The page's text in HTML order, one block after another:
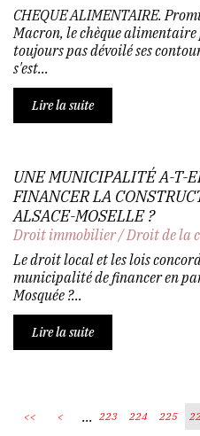
CHEQUE ALIMENTAIRE.
Macron, le chèque
toujours pas dévoilé ses
s'est...
Lire la suite
UNE MUNICIPALITÉ A-T-
FINANCER LA
ALSACE-MOSELLE ?
Droit immobilier/Droit de la
Le droit local et les lois
municipalité de financer en
Mosquée ?...
Lire la suite
<< < ... 223 224 225